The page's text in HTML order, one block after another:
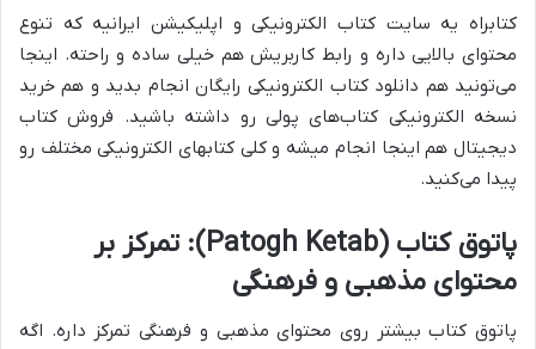
کتابراه یه سایت کتاب الکترونیکی و اپلیکیشن ایرانیه که تنوع
محتوای بالایی داره و رابط کاربریش هم خیلی ساده و راحته. اینجا
می‌تونید هم دانلود کتاب الکترونیکی رایگان انجام بدید و هم خرید
نسخه الکترونیکی کتاب‌های پولی رو داشته باشید. فروش کتاب
دیجیتال هم اینجا انجام میشه و کلی کتابهای الکترونیکی مختلف رو
پیدا می‌کنید.
پاتوق کتاب (Patogh Ketab): تمرکز بر
محتوای مذهبی و فرهنگی
پاتوق کتاب بیشتر روی محتوای مذهبی و فرهنگی تمرکز داره. اگه